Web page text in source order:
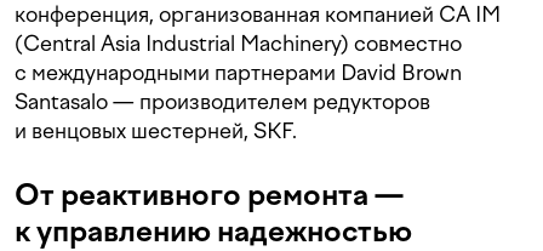
конференция, организованная компанией CA IM
(Central Asia Industrial Machinery) совместно
с международными партнерами David Brown
Santasalo — производителем редукторов
и венцовых шестерней, SKF.
От реактивного ремонта —
к управлению надежностью